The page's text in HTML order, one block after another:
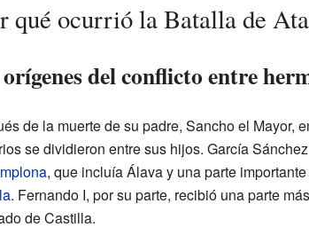
qué ocurrió la Batalla de
del conflicto entre
de la muerte de su padre, Sancho el Mayor,
se dividieron entre sus hijos. García
, que incluía Álava y una parte
. Fernando I, por su parte, recibió una parte
de Castilla.